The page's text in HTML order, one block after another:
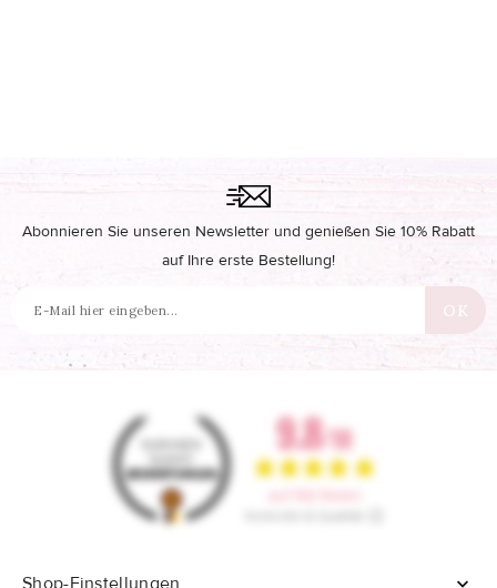
Abonnieren Sie unseren Newsletter und genießen Sie 10% Rabatt
auf Ihre erste Bestellung!
Shop-Einstellungen